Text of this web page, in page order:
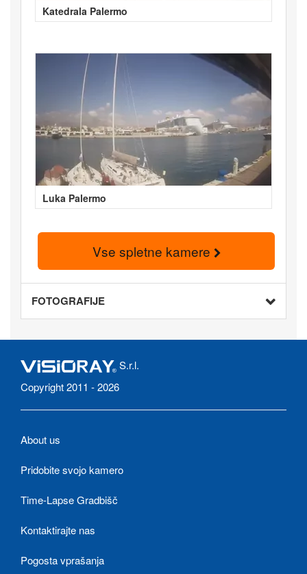
Katedrala Palermo
Luka Palermo
Vse spletne kamere
FOTOGRAFIJE
S.r.l.
Copyright 2011 - 2026
About us
Pridobite svojo kamero
Time-Lapse Gradbišč
Kontaktirajte nas
Pogosta vprašanja